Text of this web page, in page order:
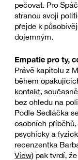
pečovat. Pro
stranou svoji
přejde k
dojemným.
Empatie pro ty,
Právě kapitolu z
během
kontakt,
bez ohledu na
Podle Sedláčka
osobních
psychicky a
recenzentka
View) pak tvrdí,